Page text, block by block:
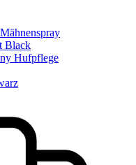
Black
Hufpflege